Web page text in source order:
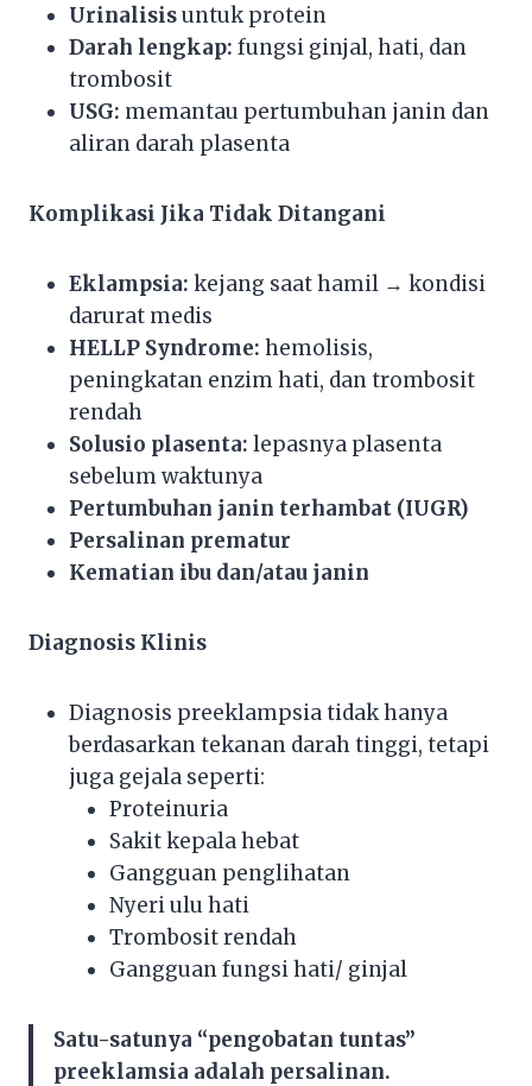
Urinalisisuntuk protein
Darah lengkap: fungsi ginjal, hati, dan
trombosit
USG: memantau pertumbuhan janin dan
aliran darah plasenta
Komplikasi Jika Tidak Ditangani
Eklampsia: kejang saat hamil → kondisi
darurat medis
HELLP Syndrome: hemolisis,
peningkatan enzim hati, dan trombosit
rendah
Solusio plasenta: lepasnya plasenta
sebelum waktunya
Pertumbuhan janin terhambat (IUGR)
Persalinan prematur
Kematian ibu dan/atau janin
Diagnosis Klinis
Diagnosis preeklampsia tidak hanya
berdasarkan tekanan darah tinggi, tetapi
juga gejala seperti:
Proteinuria
Sakit kepala hebat
Gangguan penglihatan
Nyeri ulu hati
Trombosit rendah
Gangguan fungsi hati/ ginjal
Satu-satunya “pengobatan tuntas”
preeklamsia adalah persalinan.